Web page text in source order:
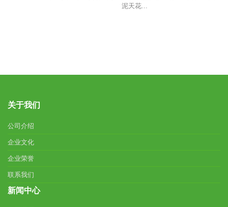
泥天花...
关于我们
公司介绍
企业文化
企业荣誉
联系我们
新闻中心